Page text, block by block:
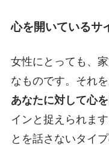
心を開いているサ
女性にとっても、
なものです。それ
あなたに対して心
インと捉えられま
とを話さないタイ